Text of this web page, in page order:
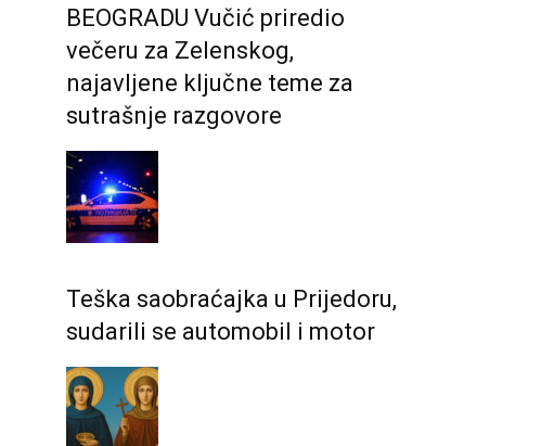
BEOGRADU Vučić priredio
večeru za Zelenskog,
najavljene ključne teme za
sutrašnje razgovore
Teška saobraćajka u Prijedoru,
sudarili se automobil i motor